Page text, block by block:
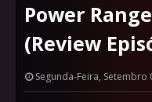
Power
(Review
Segunda-Feira, Setembro